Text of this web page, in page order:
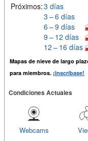
Próximos:3 días
3 – 6 días
6 – 9 días
9 – 12 días
12 – 16 días
Mapas de nieve de largo
para miembros. ¡Inscríbase!
Condiciones Actuales
Webcams